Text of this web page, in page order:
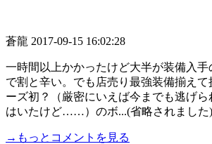
蒼龍 2017-09-15 16:02:28
一時間以上かかったけど大半が装備入
で割と辛い。でも店売り最強装備揃えて
ーズ初？（厳密にいえば今までも逃げ
はいたけど……）のボ...(省略されました)
→もっとコメントを見る